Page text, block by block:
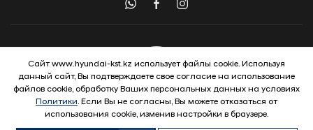
© 2026 Hyundai Motor Company
Сайт www.hyundai-kst.kz использует файлы cookie. Используя
данный сайт, Вы подтверждаете свое согласие на использование
файлов cookie, обработку Ваших персональных данных на условиях
Политики. Если Вы не согласны, Вы можете отказаться от
использования cookie, изменив настройки в браузере.